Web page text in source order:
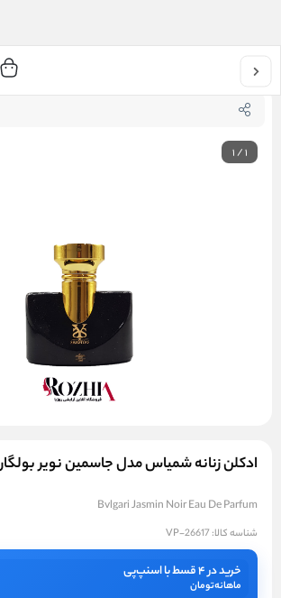
خانه ادکلن زنانه شمیاس مدل جاسمین نویر
1/1
ادکلن زنانه شمیاس مدل جاسمین نویر
Bvlgari Jasmin Noir Eau De Parfum
شناسه کالا: VP-26617
خرید در ۴ قسط با اسنپ‌پی
ماهانهتومان